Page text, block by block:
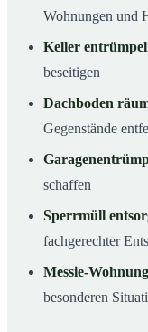
Wohnungen und
Keller
beseitigen
Dachboden
Gegenstände
schaffen
Sperrmüll
fachgerechter
Messie-
besonderen